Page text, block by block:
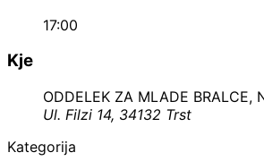
17:00
Kje
ODDELEK ZA MLADE BRALCE,
Ul. Filzi 14, 34132 Trst
Kategorija